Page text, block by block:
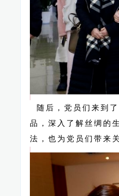
随后，党员们来到
品，深入了解丝绸的
法，也为党员们带来